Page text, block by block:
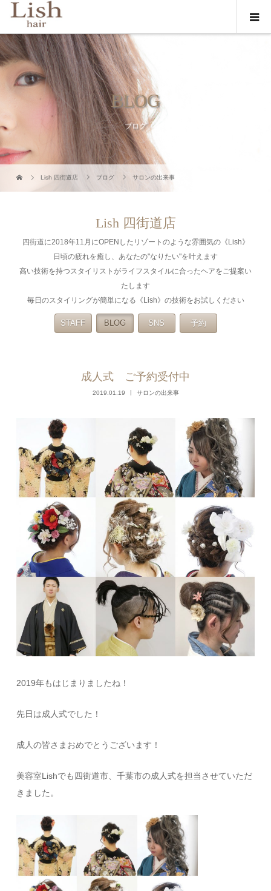
BLOG
ブログ
Lish 四街道店 ブログ サロンの出来事
Lish 四街道店
四街道に2018年11月にOPENしたリゾートのような雰囲気の《Lish》
日頃の疲れを癒し、あなたの"なりたい"を叶えます
高い技術を持つスタイリストがライフスタイルに合ったヘアをご提案い
たします
毎日のスタイリングが簡単になる《Lish》の技術をお試しください
STAFF BLOG SNS 予約
成人式 ご予約受付中
2019.01.19 サロンの出来事
2019年もはじまりましたね！
先日は成人式でした！
成人の皆さまおめでとうございます！
美容室Lishでも四街道市、千葉市の成人式を担当させていただ
きました。